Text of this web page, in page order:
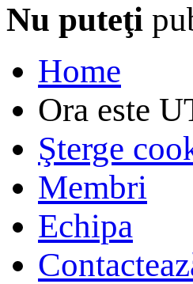
Nu puteţi
Home
Ora este
Şterge
Membri
Echipa